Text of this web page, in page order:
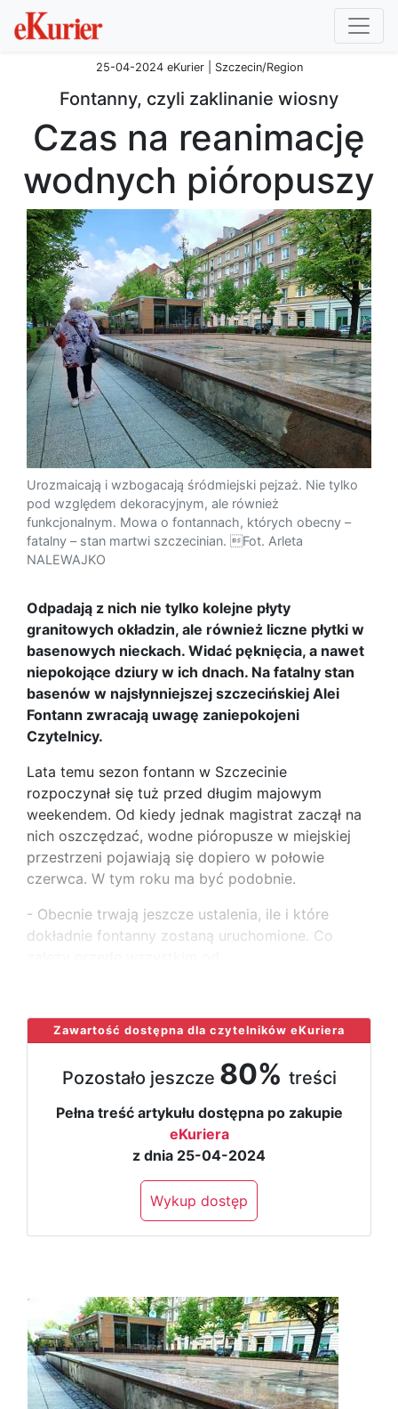
25-04-2024 eKurier | Szczecin/Region
Fontanny, czyli zaklinanie wiosny
Czas na reanimację
wodnych pióropuszy
Urozmaicają i wzbogacają śródmiejski pejzaż. Nie tylko
pod względem dekoracyjnym, ale również
funkcjonalnym. Mowa o fontannach, których obecny –
fatalny – stan martwi szczecinian. Fot. Arleta
NALEWAJKO
Odpadają z nich nie tylko kolejne płyty
granitowych okładzin, ale również liczne płytki w
basenowych nieckach. Widać pęknięcia, a nawet
niepokojące dziury w ich dnach. Na fatalny stan
basenów w najsłynniejszej szczecińskiej Alei
Fontann zwracają uwagę zaniepokojeni
Czytelnicy.
Lata temu sezon fontann w Szczecinie
rozpoczynał się tuż przed długim majowym
weekendem. Od kiedy jednak magistrat zaczął na
nich oszczędzać, wodne pióropusze w miejskiej
przestrzeni pojawiają się dopiero w połowie
czerwca. W tym roku ma być podobnie.
- Obecnie trwają jeszcze ustalenia, ile i które
dokładnie fontanny zostaną uruchomione. Co
Zawartość dostępna dla czytelników eKuriera
Pozostało jeszcze 80% treści
Pełna treść artykułu dostępna po zakupie
eKuriera
z dnia 25-04-2024
Wykup dostęp